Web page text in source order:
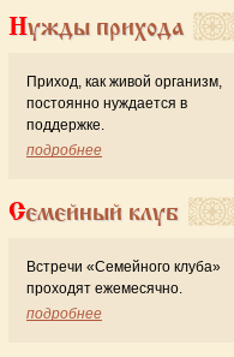
Нужды прихода
Приход, как живой организм,
постоянно нуждается в
поддержке.
подробнее
Семейный клуб
Встречи «Семейного клуба»
проходят ежемесячно.
подробнее